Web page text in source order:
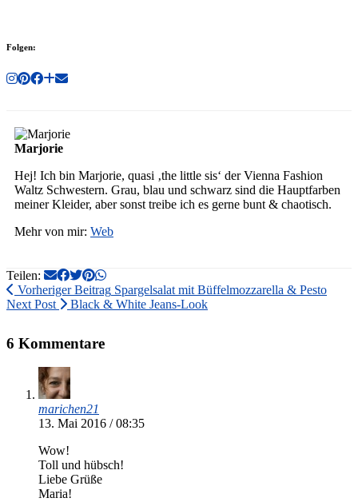
Folgen:
Marjorie
Hej! Ich bin Marjorie, quasi ‚the little sis‘ der Vienna Fashion
Waltz Schwestern. Grau, blau und schwarz sind die Hauptfarben
meiner Kleider, aber sonst treibe ich es gerne bunt & chaotisch.
Mehr von mir: Web
Teilen:
Vorheriger Beitrag Spargelsalat mit Büffelmozzarella & Pesto
Next Post
Black & White Jeans-Look
6 Kommentare
marichen21
13. Mai 2016 / 08:35
Wow!
Toll und hübsch!
Liebe Grüße
Maria!